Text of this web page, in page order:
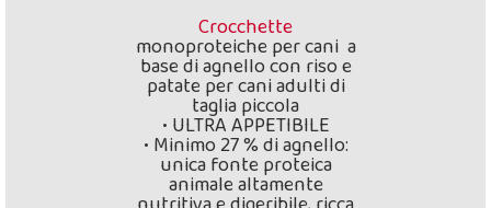
Crocchette
monoproteiche per cani a
base di agnello con riso e
patate per cani adulti di
taglia piccola
• ULTRA APPETIBILE
• Minimo 27 % di agnello:
unica fonte proteica
animale altamente